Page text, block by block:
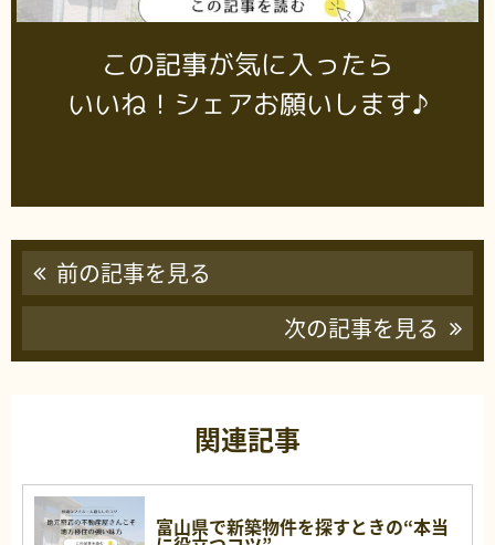
この記事が気に入ったら
いいね！シェアお願いします♪
前の記事を見る
次の記事を見る
関連記事
富山県で新築物件を探すときの“本当